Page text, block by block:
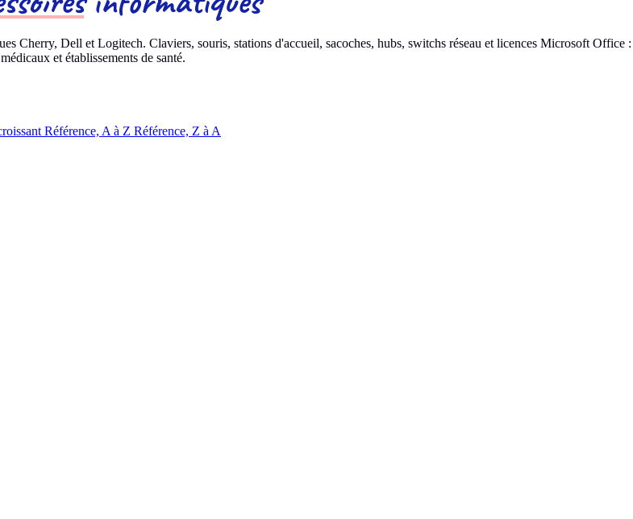
Cherry, Dell et Logitech. Claviers, souris, stations d'accueil, sacoches, hubs, switchs réseau et licences Microsoft Office :
et établissements de santé.
Référence, A à Z Référence, Z à A